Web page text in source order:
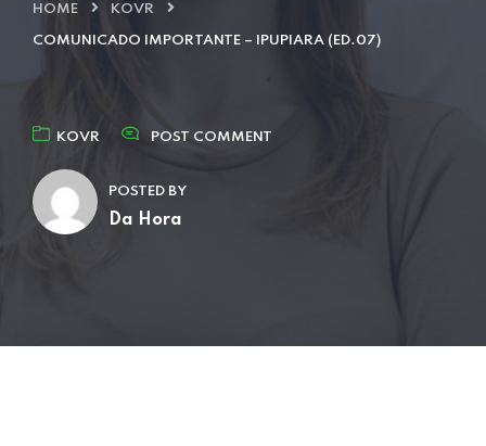
HOME KOVR
COMUNICADO IMPORTANTE – IPUPIARA (ED.07)
KOVR POST COMMENT
POSTED BY
Da Hora